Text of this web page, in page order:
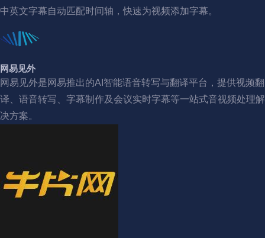
中英文字幕自动匹配时间轴，快速为视频添加字幕。
网易见外
网易见外是网易推出的AI智能语音转写与翻译平台，提供视频翻
译、语音转写、字幕制作及会议实时字幕等一站式音视频处理解
决方案。